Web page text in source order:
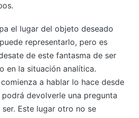
el lugar del objeto deseado
representarlo, pero es
de este fantasma de ser
en la situación analítica.
a hablar lo hace desde
devolverle una pregunta
Este lugar otro no se